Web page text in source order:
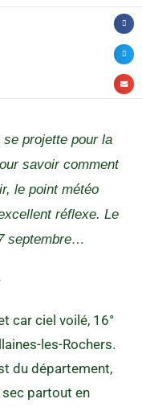
se projette pour la
savoir comment
le point météo
réflexe. Le
septembre…
car ciel voilé, 16°
les-Rochers.
du département,
partout en